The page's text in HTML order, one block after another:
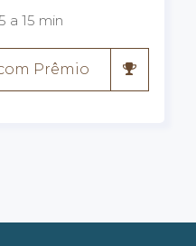
a 15 min
Prêmio